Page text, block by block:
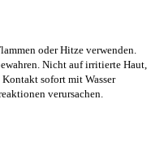
oder Hitze verwenden.
Nicht auf irritierte Haut,
sofort mit Wasser
verursachen.